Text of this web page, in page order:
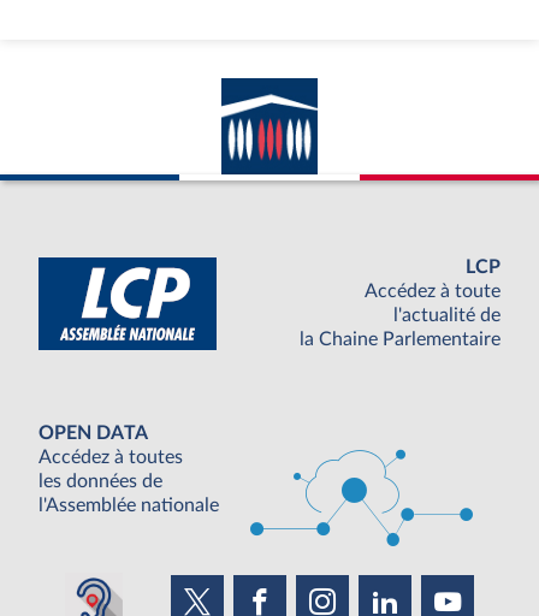
LCP
Accédez à toute
l'actualité de
la Chaine Parlementaire
OPEN DATA
Accédez à toutes
les données de
l'Assemblée nationale